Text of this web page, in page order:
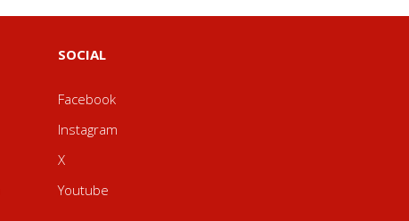
SOCIAL
Facebook
Instagram
X
Youtube